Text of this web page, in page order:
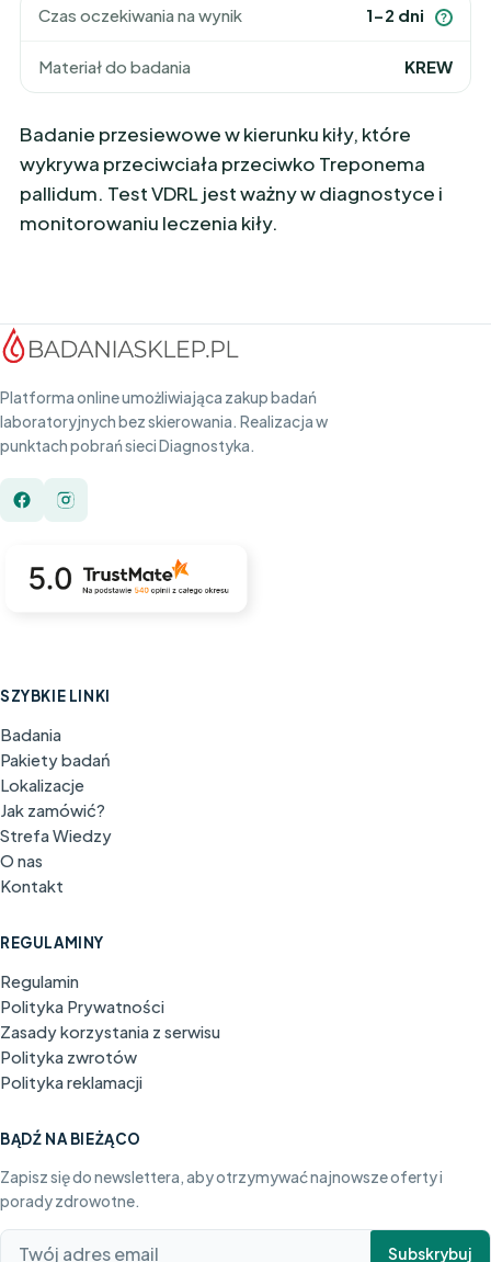
Czas oczekiwania na wynik 1-2 dni ?
Materiał do badania KREW
Badanie przesiewowe w kierunku kiły, które
wykrywa przeciwciała przeciwko Treponema
pallidum. Test VDRL jest ważny w diagnostyce i
monitorowaniu leczenia kiły.
Platforma online umożliwiająca zakup badań
laboratoryjnych bez skierowania. Realizacja w
punktach pobrań sieci Diagnostyka.
SZYBKIE LINKI
Badania
Pakiety badań
Lokalizacje
Jak zamówić?
Strefa Wiedzy
O nas
Kontakt
REGULAMINY
Regulamin
Polityka Prywatności
Zasady korzystania z serwisu
Polityka zwrotów
Polityka reklamacji
BĄDŹ NA BIEŻĄCO
Zapisz się do newslettera, aby otrzymywać najnowsze oferty i
porady zdrowotne.
Subskrybuj